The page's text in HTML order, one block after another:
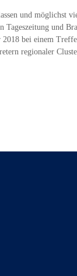
und möglichst
Tageszeitung und
bei einem
regionaler